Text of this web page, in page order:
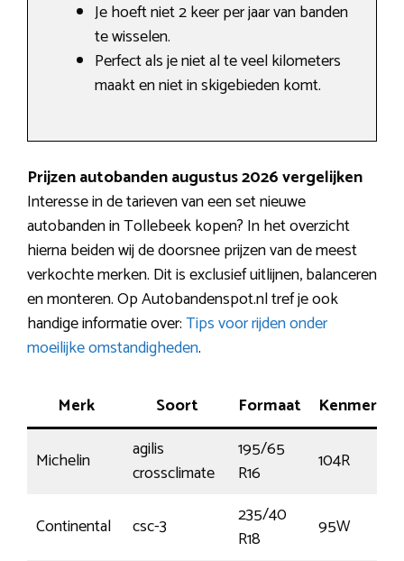
Je hoeft niet 2 keer per jaar van banden
te wisselen.
Perfect als je niet al te veel kilometers
maakt en niet in skigebieden komt.
Prijzen autobanden augustus 2026 vergelijken
Interesse in de tarieven van een set nieuwe
autobanden in Tollebeek kopen? In het overzicht
hierna beiden wij de doorsnee prijzen van de meest
verkochte merken. Dit is exclusief uitlijnen, balanceren
en monteren. Op Autobandenspot.nl tref je ook
handige informatie over:Tips voor rijden onder
moeilijke omstandigheden.
Merk Soort Formaat Kenmerk
Michelin
agilis
crossclimate
195/65
R16
104R
Continental csc-3
235/40
R18
95W